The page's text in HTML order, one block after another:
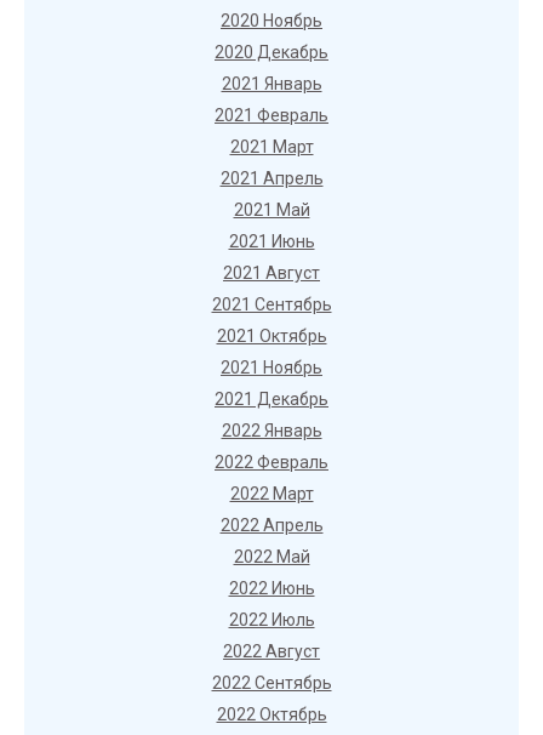
2020 Ноябрь
2020 Декабрь
2021 Январь
2021 Февраль
2021 Март
2021 Апрель
2021 Май
2021 Июнь
2021 Август
2021 Сентябрь
2021 Октябрь
2021 Ноябрь
2021 Декабрь
2022 Январь
2022 Февраль
2022 Март
2022 Апрель
2022 Май
2022 Июнь
2022 Июль
2022 Август
2022 Сентябрь
2022 Октябрь